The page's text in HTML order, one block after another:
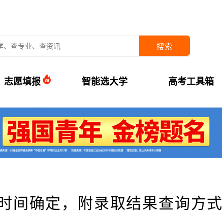
搜索
志愿填报 智能选大学 高考工具箱
间确定，附录取结果查询方式